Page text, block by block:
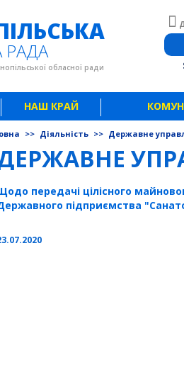
РАДА
обласної ради
НАШ КРАЙ
>> Діяльність >> Державне
передачі цілісного
підприємства